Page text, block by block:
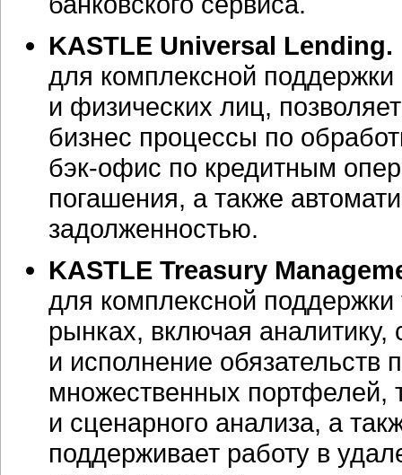
KASTLE Universal Lending.
для комплексной
и физических лиц,
бизнес процессы по
бэк-офис по кредитным
погашения, а также
задолженностью.
KASTLE Treasury
для комплексной
рынках, включая аналитику,
и исполнение
множественных портфелей,
и сценарного анализа, а
поддерживает работу в